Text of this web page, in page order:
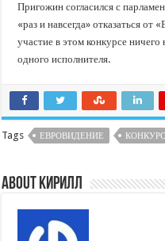
Пригожин согласился с
«раз и навсегда» отказаться
участие в этом конкурсе
одного исполнителя.
Tags ЕВРОВИДЕНИЕ КОНКУРС
About Кирилл